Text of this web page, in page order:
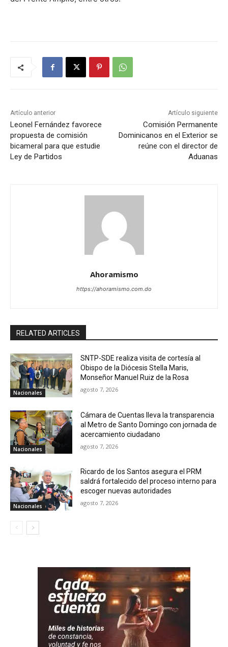
Artículo anterior
Leonel Fernández favorece
propuesta de comisión
bicameral para que estudie
Ley de Partidos
Artículo siguiente
Comisión Permanente
Dominicanos en el Exterior se
reúne con el director de
Aduanas
Ahoramismo
https://ahoramismo.com.do
RELATED ARTICLES
Nacionales
SNTP-SDE realiza visita de cortesía al
Obispo de la Diócesis Stella Maris,
Monseñor Manuel Ruiz de la Rosa
agosto 7, 2026
Nacionales
Cámara de Cuentas lleva la transparencia
al Metro de Santo Domingo con jornada de
acercamiento ciudadano
agosto 7, 2026
Nacionales
Ricardo de los Santos asegura el PRM
saldrá fortalecido del proceso interno para
escoger nuevas autoridades
agosto 7, 2026